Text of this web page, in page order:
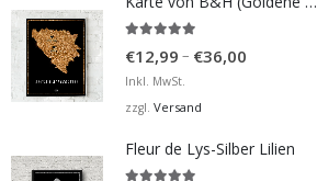
€12,99 – €36,00
Inkl. MwSt.
zzgl. Versand
Fleur de Lys-Silber Lilien